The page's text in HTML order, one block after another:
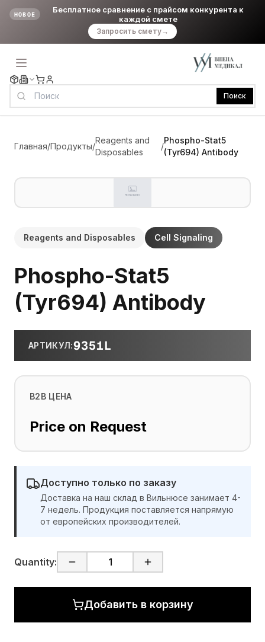
НОВОЕ
Бесплатное сравнение с прайсом конкурента к
каждой смете
Запросить смету→
Поиск
Главная/Продукты/
Reagents and
Disposables
/
Phospho-Stat5
(Tyr694) Antibody
Reagents and Disposables Cell Signaling
Phospho-Stat5
(Tyr694) Antibody
АРТИКУЛ:9351L
B2B ЦЕНА
Price on Request
Доступно только по заказу
Доставка на наш склад в Вильнюсе занимает 4-
7 недель. Продукция поставляется напрямую
от европейских производителей.
Quantity:
Добавить в корзину